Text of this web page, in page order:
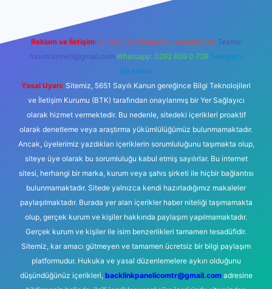
Reklam ve İletişim: E-mail: backlinkpaneli@gmail.com Teams:
forumhizmeti@gmail.com Whatsapp: 0262 606 0 726 Telegram:
@karabul
Yasal Uyarı: Sitemiz, 5651 Sayılı Kanun gereğince Bilgi Teknolojileri
ve İletişim Kurumu (BTK) tarafından onaylanmış bir Yer Sağlayıcı
olarak hizmet vermektedir. Bu nedenle, sitedeki içerikleri proaktif
olarak denetleme veya araştırma yükümlülüğümüz bulunmamaktadır.
Ancak, üyelerimiz yazdıkları içeriklerin sorumluluğunu taşımakta olup,
siteye üye olarak bu sorumluluğu kabul etmiş sayılırlar. Bu internet
sitesi, herhangi bir marka, kurum veya şahıs şirketi ile hiçbir bağlantısı
bulunmamaktadır. Sitede yalnızca kendi hazırladığımız makaleler
paylaşılmaktadır. Burada yer alan içerikler haber niteliği taşımamakta
olup, gerçek kurum ve kişiler hakkında paylaşım yapılmamaktadır.
Gerçek kurum ve kişiler ile isim benzerlikleri tamamen tesadüfidir.
Sitemiz, kar amacı gütmeyen ve tamamen ücretsiz bir bilgi paylaşım
platformudur. Hukuka ve yasal düzenlemelere aykırı olduğunu
düşündüğünüz içerikleri, backlinkpanelicomtr@gmail.comadresine